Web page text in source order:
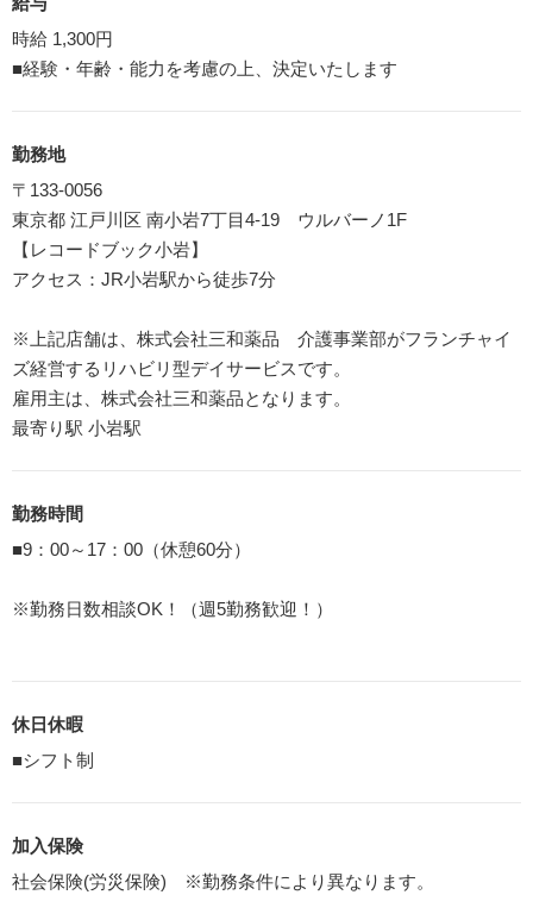
時給 1,300円
■経験・年齢・能力を考慮の上、決定いたします
勤務地
〒133-0056
東京都 江戸川区 南小岩7丁目4-19 ウルバーノ1F
【レコードブック小岩】
アクセス：JR小岩駅から徒歩7分
※上記店舗は、株式会社三和薬品 介護事業部がフランチャイ
ズ経営するリハビリ型デイサービスです。
雇用主は、株式会社三和薬品となります。
最寄り駅 小岩駅
勤務時間
■9：00～17：00（休憩60分）
※勤務日数相談OK！（週5勤務歓迎！）
休日休暇
■シフト制
加入保険
社会保険(労災保険) ※勤務条件により異なります。